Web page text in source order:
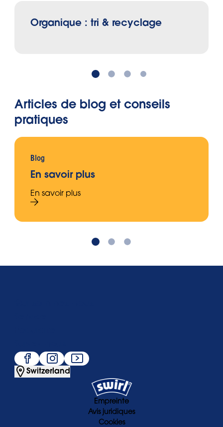
Organique : tri & recyclage
Articles de blog et conseils
pratiques
Blog
En savoir plus
En savoir plus
Switzerland
Empreinte
Avis juridiques
Cookies